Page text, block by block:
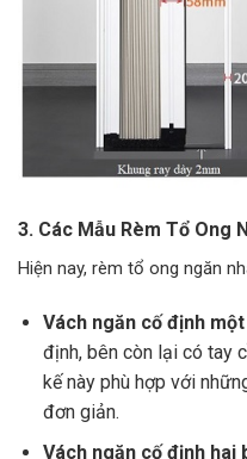
3. Các Mẫu Rèm Tổ Ong
Hiện nay, rèm tổ ong ngăn
Vách ngăn cố định
định, bên còn lại có tay
kế này phù hợp với
đơn giản.
Vách ngăn cố định hai